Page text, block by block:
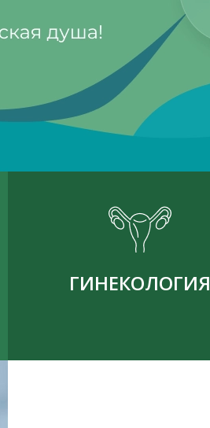
ГИНЕКОЛОГИЯ